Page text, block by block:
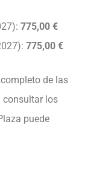
775,00 €
775,00 €
de las
consultar los
puede